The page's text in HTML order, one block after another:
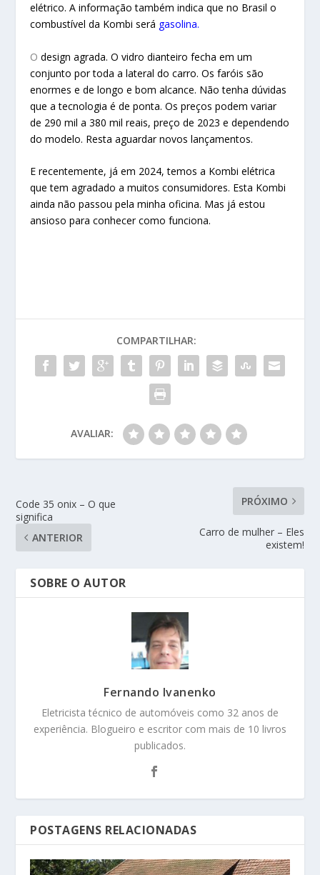
elétrico. A informação também indica que no Brasil o
combustível da Kombi será gasolina.
O design agrada. O vidro dianteiro fecha em um
conjunto por toda a lateral do carro. Os faróis são
enormes e de longo e bom alcance. Não tenha dúvidas
que a tecnologia é de ponta. Os preços podem variar
de 290 mil a 380 mil reais, preço de 2023 e dependendo
do modelo. Resta aguardar novos lançamentos.
E recentemente, já em 2024, temos a Kombi elétrica
que tem agradado a muitos consumidores. Esta Kombi
ainda não passou pela minha oficina. Mas já estou
ansioso para conhecer como funciona.
COMPARTILHAR:
AVALIAR:
Code 35 onix – O que
significa
ANTERIOR
PRÓXIMO
Carro de mulher – Eles
existem!
SOBRE O AUTOR
Fernando Ivanenko
Eletricista técnico de automóveis como 32 anos de
experiência. Blogueiro e escritor com mais de 10 livros
publicados.
POSTAGENS RELACIONADAS